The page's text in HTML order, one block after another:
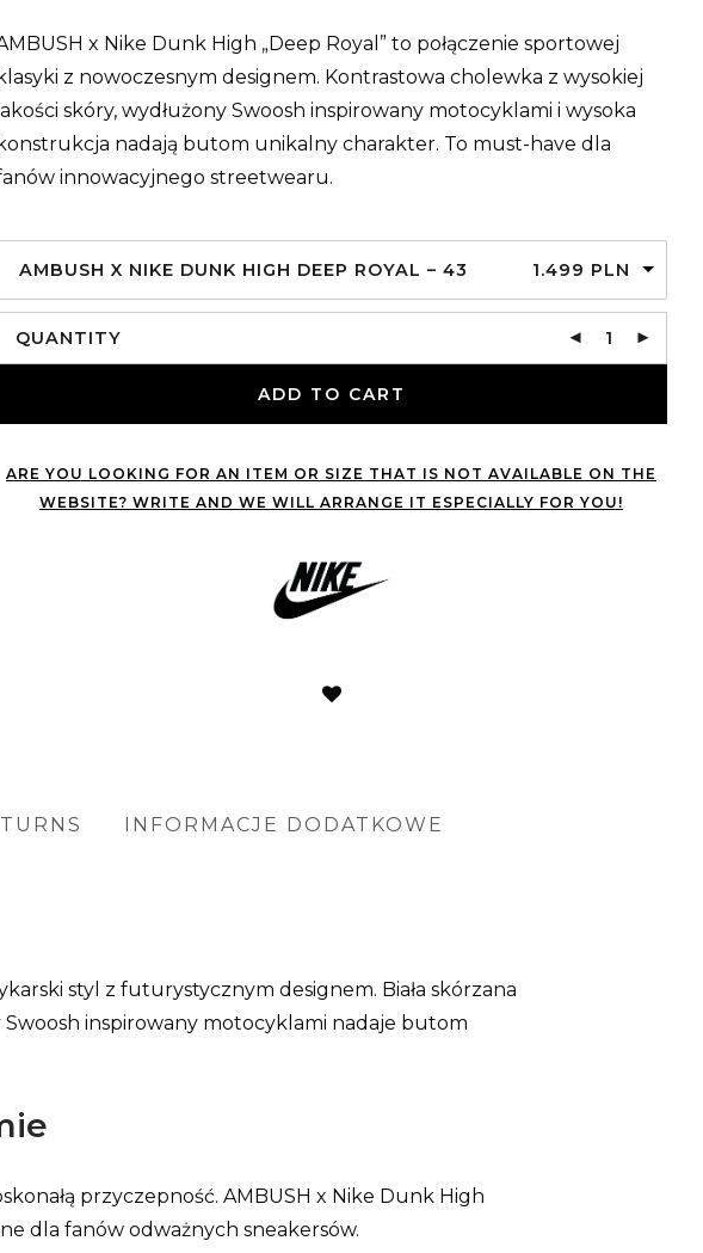
x Nike Dunk High „Deep Royal” to połączenie sportowej
klasyki z nowoczesnym designem. Kontrastowa cholewka z wysokiej
skóry, wydłużony Swoosh inspirowany motocyklami i wysoka
konstrukcja nadają butom unikalny charakter. To must-have dla
innowacyjnego streetwearu.
AMBUSH X NIKE DUNK HIGH DEEP ROYAL – 43 1.499 PLN
QUANTITY
ADD TO CART
ARE YOU LOOKING FOR AN ITEM OR SIZE THAT IS NOT AVAILABLE ON THE
WEBSITE? WRITE AND WE WILL ARRANGE IT ESPECIALLY FOR YOU!
INFORMACJE DODATKOWE
styl z futurystycznym designem. Biała skórzana
inspirowany motocyklami nadaje butom
przyczepność. AMBUSH x Nike Dunk High
dla fanów odważnych sneakersów.